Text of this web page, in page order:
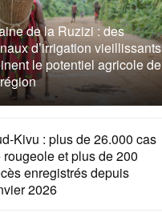
de la Ruzizi : des
d’irrigation vieillissants
le potentiel agricole de
Kivu : plus de 26.000 cas
rougeole et plus de 200
enregistrés depuis
2026